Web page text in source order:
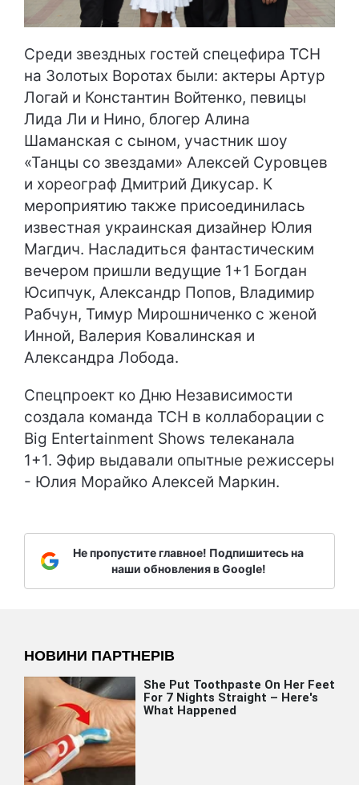
Среди звездных гостей спецефира ТСН
на Золотых Воротах были: актеры Артур
Логай и Константин Войтенко, певицы
Лида Ли и Нино, блогер Алина
Шаманская с сыном, участник шоу
«Танцы со звездами» Алексей Суровцев
и хореограф Дмитрий Дикусар. К
мероприятию также присоединилась
известная украинская дизайнер Юлия
Магдич. Насладиться фантастическим
вечером пришли ведущие 1+1 Богдан
Юсипчук, Александр Попов, Владимир
Рабчун, Тимур Мирошниченко с женой
Инной, Валерия Ковалинская и
Александра Лобода.
Спецпроект ко Дню Независимости
создала команда ТСН в коллаборации с
Big Entertainment Shows телеканала
1+1. Эфир выдавали опытные режиссеры
- Юлия Морайко Алексей Маркин.
Не пропустите главное! Подпишитесь на
наши обновления в Google!